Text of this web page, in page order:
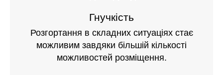
Гнучкість
Розгортання в складних ситуаціях стає
можливим завдяки більшій кількості
можливостей розміщення.